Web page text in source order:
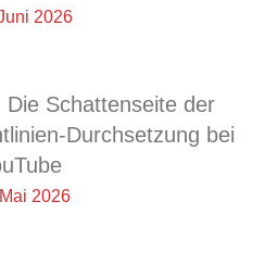
2026
Schattenseite der
Durchsetzung bei
2026